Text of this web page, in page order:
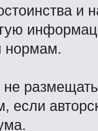
и
нормам.
не
если